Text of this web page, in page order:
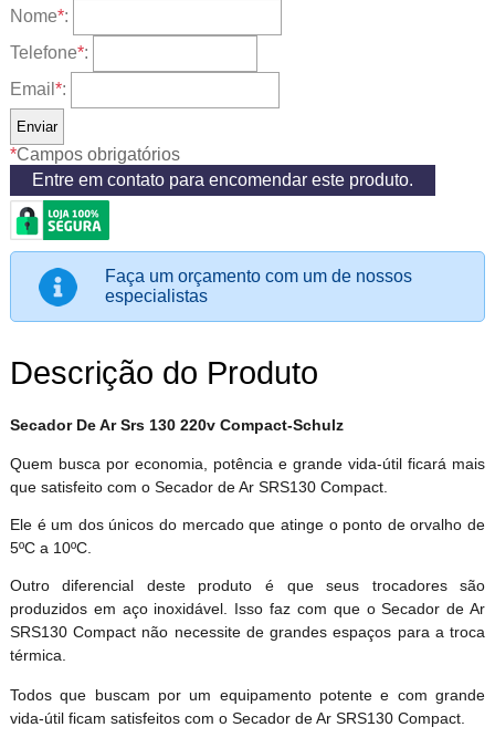
Nome*:
Telefone*:
Email *:
*Campos obrigatórios
Entre em contato para encomendar este produto.
Faça um orçamento com um de nossos
especialistas
Descrição do Produto
Secador De Ar Srs 130 220v Compact-Schulz
Quem busca por economia, potência e grande vida-útil ficará mais
que satisfeito com o Secador de Ar SRS130 Compact.
Ele é um dos únicos do mercado que atinge o ponto de orvalho de
5ºC a 10ºC.
Outro diferencial deste produto é que seus trocadores são
produzidos em aço inoxidável. Isso faz com que o Secador de Ar
SRS130 Compact não necessite de grandes espaços para a troca
térmica.
Todos que buscam por um equipamento potente e com grande
vida-útil ficam satisfeitos com o Secador de Ar SRS130 Compact.